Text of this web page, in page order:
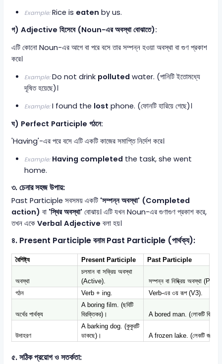
Example:Rice is eaten by us.
গ) Adjective হিসেবে (Noun-এর অবস্থা বোঝাতে):
এটি কোনো Noun-এর আগে বা পরে বসে তার সম্পন্ন হওয়া অবস্থা বা গুণ প্রকাশ
করে।
Example:Do not drink pollutedwater. (পানিটি ইতোমধ্যে
দূষিত হয়েছে)।
Example:I found the lost phone. (ফোনটি হারিয়ে গেছে)।
ঘ) Perfect Participle গঠনে:
'Having'-এর পরে বসে এটি একটি কাজের সমাপ্তি নির্দেশ করে।
Example: Having completedthe task, she went
home.
৩. চেনার সহজ উপায়:
Past Participle সবসময় একটি 'সম্পন্ন অবস্থা' (Completed
action) বা 'স্থির অবস্থা' বোঝায়। এটি যখন Noun-এর গুণাগুণ প্রকাশ করে,
তখন একেVerbal Adjective বলা হয়।
৪. Present Participle বনাম Past Participle (পার্থক্য):
বৈশিষ্ট্য Present Participle Past Participle
অবস্থা
চলমান বা সক্রিয় অবস্থা
(Active).
সম্পন্ন বা নিষ্ক্রিয় অবস্থা
গঠন
Verb + ing. Verb-এর ৩য় রূপ (V3).
অর্থের পার্থক্য
A boring film. (ছবিটি
বিরক্তিকর)।
A bored man. (লোকটি
উদাহরণ
A barking dog. (কুকুরটি
ডাকছে)।
A frozen lake. (লেকটি জমে
৫. সঠিক প্রয়োগ ও সতর্কতা: